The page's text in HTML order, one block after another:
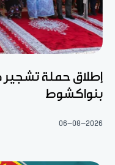
إطلاق حملة
بنواكشوط
06-08-2026